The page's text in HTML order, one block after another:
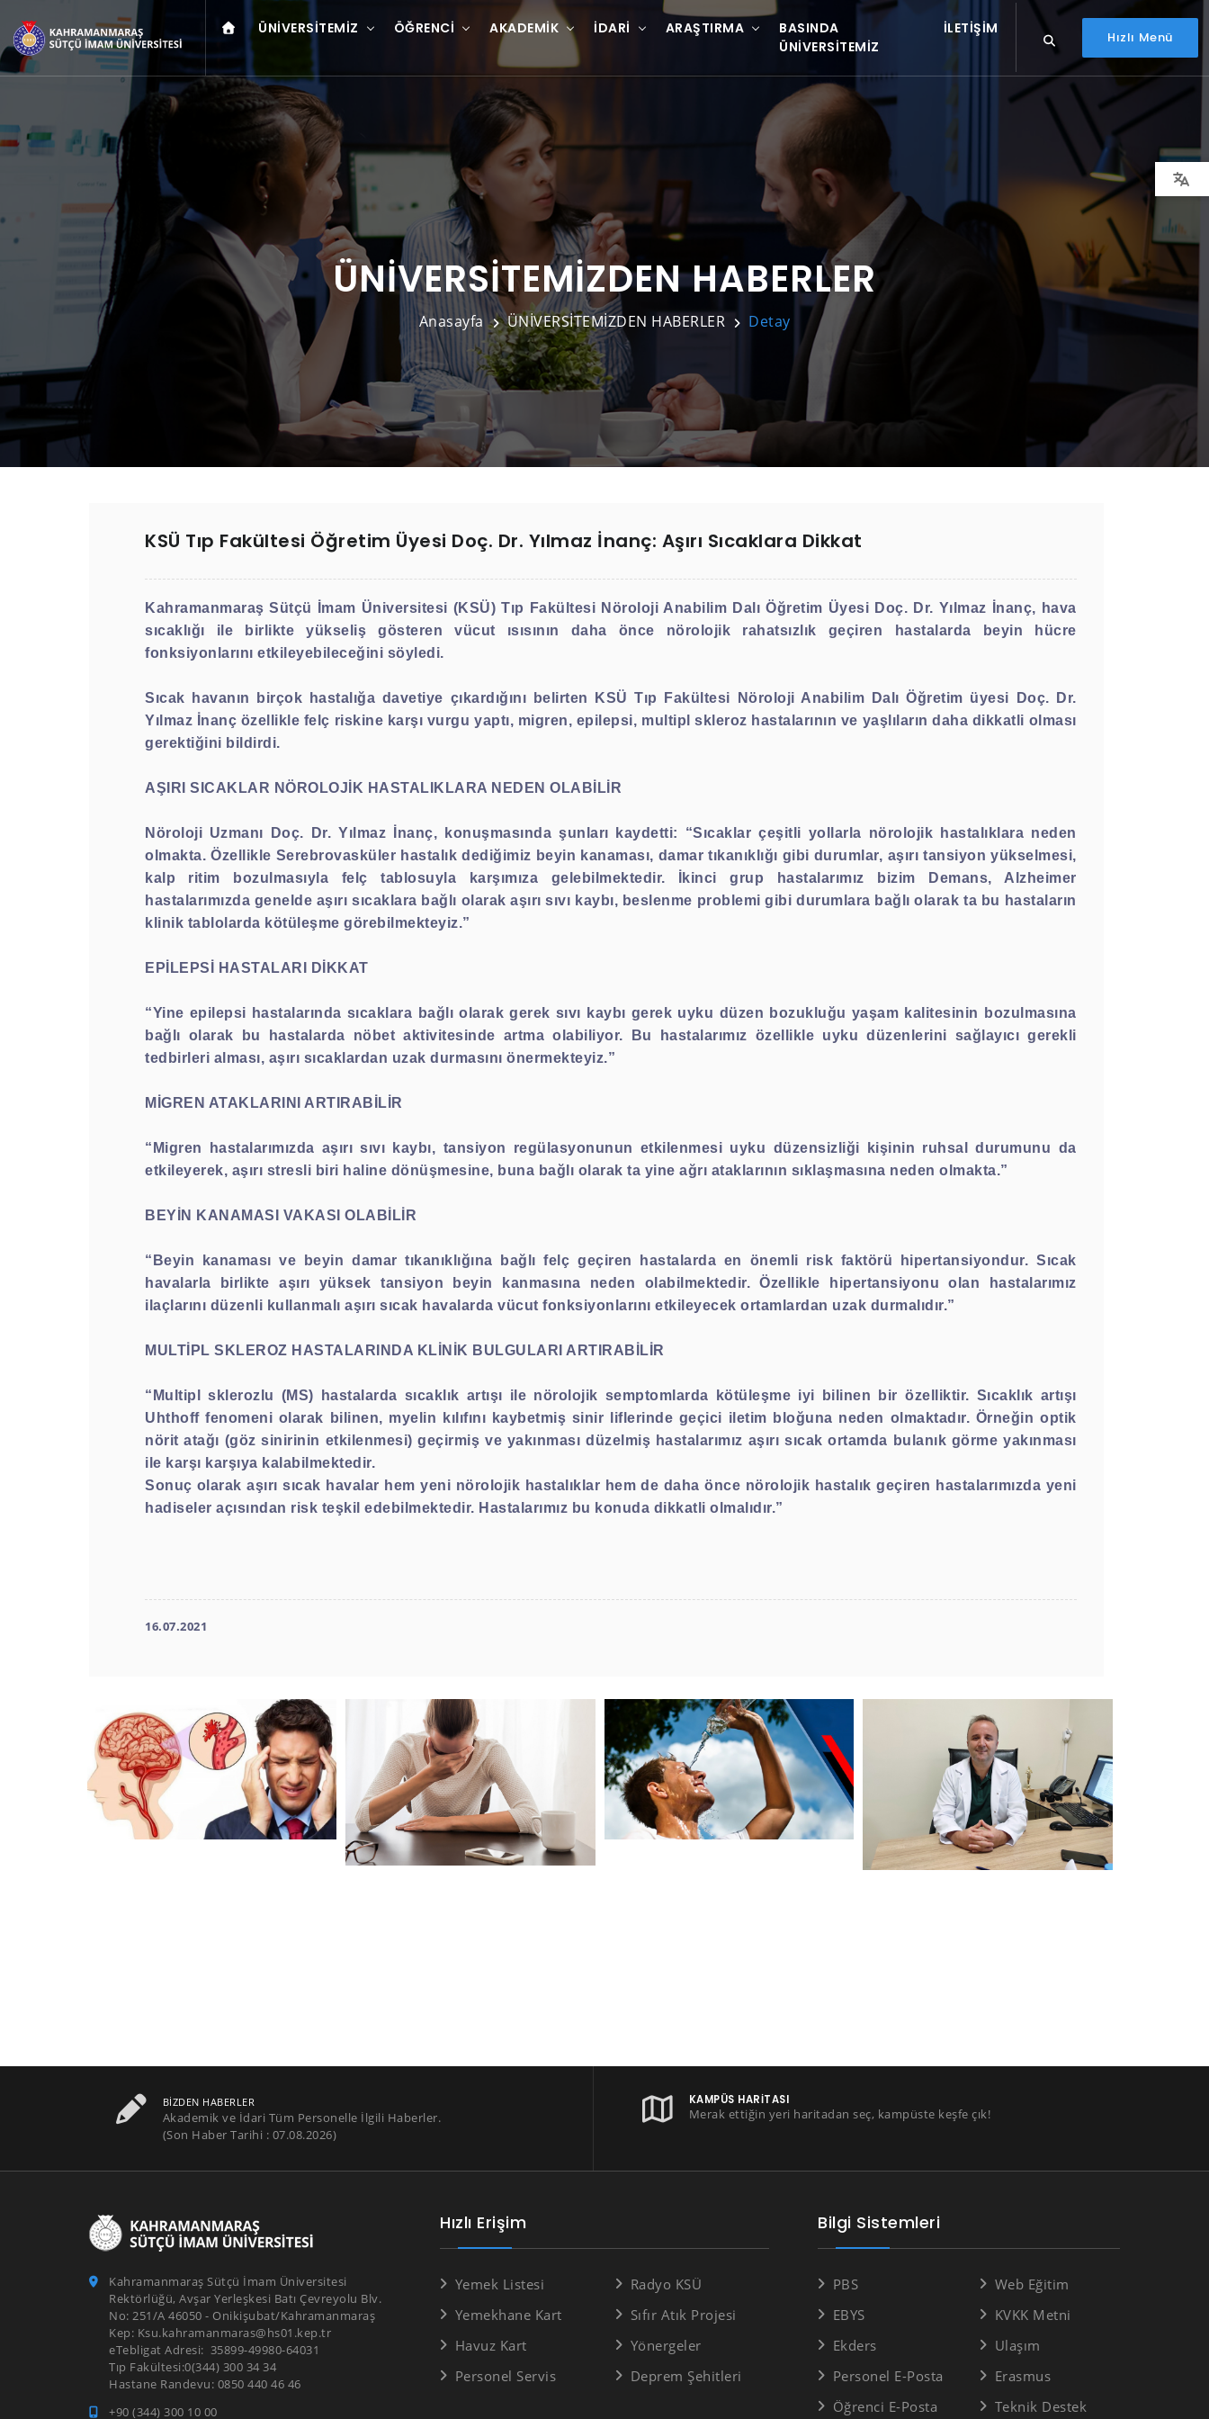
ÜNIVERSITEMIZ ÖĞRENCI AKADEMIK İDARI ARAŞTIRMA
BASINDA
ÜNIVERSITEMIZ
İLETIŞIM
Hızlı Menü
ÜNİVERSİTEMİZDEN HABERLER
Anasayfa ÜNİVERSİTEMİZDEN HABERLER Detay
KSÜ Tıp Fakültesi Öğretim Üyesi Doç. Dr. Yılmaz İnanç: Aşırı Sıcaklara Dikkat
Kahramanmaraş Sütçü İmam Üniversitesi (KSÜ) Tıp Fakültesi Nöroloji Anabilim Dalı Öğretim Üyesi Doç. Dr. Yılmaz İnanç, hava
sıcaklığı ile birlikte yükseliş gösteren vücut ısısının daha önce nörolojik rahatsızlık geçiren hastalarda beyin hücre
fonksiyonlarını etkileyebileceğini söyledi.
Sıcak havanın birçok hastalığa davetiye çıkardığını belirten KSÜ Tıp Fakültesi Nöroloji Anabilim Dalı Öğretim üyesi Doç. Dr.
Yılmaz İnanç özellikle felç riskine karşı vurgu yaptı, migren, epilepsi, multipl skleroz hastalarının ve yaşlıların daha dikkatli olması
gerektiğini bildirdi.
AŞIRI SICAKLAR NÖROLOJİK HASTALIKLARA NEDEN OLABİLİR
Nöroloji Uzmanı Doç. Dr. Yılmaz İnanç, konuşmasında şunları kaydetti: “Sıcaklar çeşitli yollarla nörolojik hastalıklara neden
olmakta. Özellikle Serebrovasküler hastalık dediğimiz beyin kanaması, damar tıkanıklığı gibi durumlar, aşırı tansiyon yükselmesi,
kalp ritim bozulmasıyla felç tablosuyla karşımıza gelebilmektedir. İkinci grup hastalarımız bizim Demans, Alzheimer
hastalarımızda genelde aşırı sıcaklara bağlı olarak aşırı sıvı kaybı, beslenme problemi gibi durumlara bağlı olarak ta bu hastaların
klinik tablolarda kötüleşme görebilmekteyiz.”
EPİLEPSİ HASTALARI DİKKAT
“Yine epilepsi hastalarında sıcaklara bağlı olarak gerek sıvı kaybı gerek uyku düzen bozukluğu yaşam kalitesinin bozulmasına
bağlı olarak bu hastalarda nöbet aktivitesinde artma olabiliyor. Bu hastalarımız özellikle uyku düzenlerini sağlayıcı gerekli
tedbirleri alması, aşırı sıcaklardan uzak durmasını önermekteyiz.”
MİGREN ATAKLARINI ARTIRABİLİR
“Migren hastalarımızda aşırı sıvı kaybı, tansiyon regülasyonunun etkilenmesi uyku düzensizliği kişinin ruhsal durumunu da
etkileyerek, aşırı stresli biri haline dönüşmesine, buna bağlı olarak ta yine ağrı ataklarının sıklaşmasına neden olmakta.”
BEYİN KANAMASI VAKASI OLABİLİR
“Beyin kanaması ve beyin damar tıkanıklığına bağlı felç geçiren hastalarda en önemli risk faktörü hipertansiyondur. Sıcak
havalarla birlikte aşırı yüksek tansiyon beyin kanmasına neden olabilmektedir. Özellikle hipertansiyonu olan hastalarımız
ilaçlarını düzenli kullanmalı aşırı sıcak havalarda vücut fonksiyonlarını etkileyecek ortamlardan uzak durmalıdır.”
MULTİPL SKLEROZ HASTALARINDA KLİNİK BULGULARI ARTIRABİLİR
“Multipl sklerozlu (MS) hastalarda sıcaklık artışı ile nörolojik semptomlarda kötüleşme iyi bilinen bir özelliktir. Sıcaklık artışı
Uhthoff fenomeni olarak bilinen, myelin kılıfını kaybetmiş sinir liflerinde geçici iletim bloğuna neden olmaktadır. Örneğin optik
nörit atağı (göz sinirinin etkilenmesi) geçirmiş ve yakınması düzelmiş hastalarımız aşırı sıcak ortamda bulanık görme yakınması
ile karşı karşıya kalabilmektedir.
Sonuç olarak aşırı sıcak havalar hem yeni nörolojik hastalıklar hem de daha önce nörolojik hastalık geçiren hastalarımızda yeni
hadiseler açısından risk teşkil edebilmektedir. Hastalarımız bu konuda dikkatli olmalıdır.”
16.07.2021
BIZDEN HABERLER
Akademik ve İdari Tüm Personelle İlgili Haberler.
(Son Haber Tarihi : 07.08.2026)
KAMPÜS HARITASI
Merak ettiğin yeri haritadan seç, kampüste keşfe çık!
Kahramanmaraş Sütçü İmam Üniversitesi
Rektörlüğü, Avşar Yerleşkesi Batı Çevreyolu Blv.
No: 251/A 46050 - Onikişubat/Kahramanmaraş
Kep: Ksu.kahramanmaras@hs01.kep.tr
eTebligat Adresi: 35899-49980-64031
Tıp Fakültesi:0(344) 300 34 34
Hastane Randevu: 0850 440 46 46
+90 (344) 300 10 00
Hızlı Erişim
Yemek Listesi
Yemekhane Kart
Havuz Kart
Personel Servis
Radyo KSÜ
Sıfır Atık Projesi
Yönergeler
Deprem Şehitleri
Bilgi Sistemleri
PBS
EBYS
Ekders
Personel E-Posta
Öğrenci E-Posta
Web Eğitim
KVKK Metni
Ulaşım
Erasmus
Teknik Destek